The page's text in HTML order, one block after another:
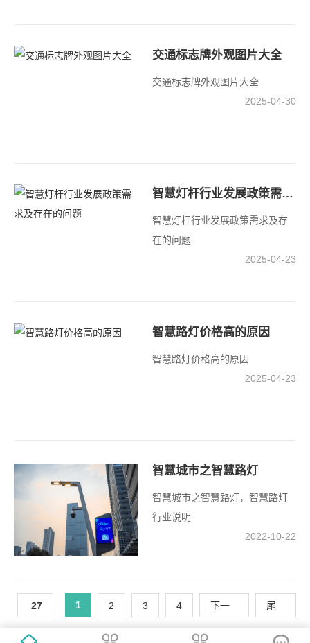
交通标志牌外观图片大全
交通标志牌外观图片大全
2025-04-30
智慧灯杆行业发展政策需求及存在的问题
智慧灯杆行业发展政策需求及存
在的问题
2025-04-23
智慧路灯价格高的原因
智慧路灯价格高的原因
2025-04-23
智慧城市之智慧路灯
智慧城市之智慧路灯，智慧路灯
行业说明
2022-10-22
27 1 2 3 4 下一 尾